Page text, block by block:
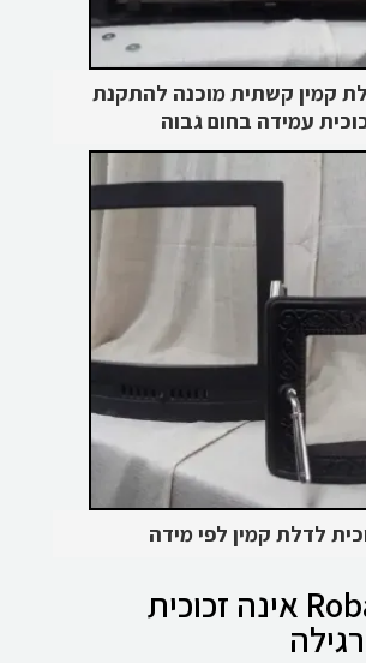
קמין קשתית מוכנה להתקנת
עמידה בחום גבוה
לדלת קמין לפי מידה
זכוכית Robax אינה זכוכית